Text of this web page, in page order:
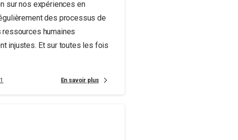
sur nos expériences en
des processus de
humaines
injustes. Et sur toutes les fois
En savoir plus